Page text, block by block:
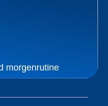
morgenrutine